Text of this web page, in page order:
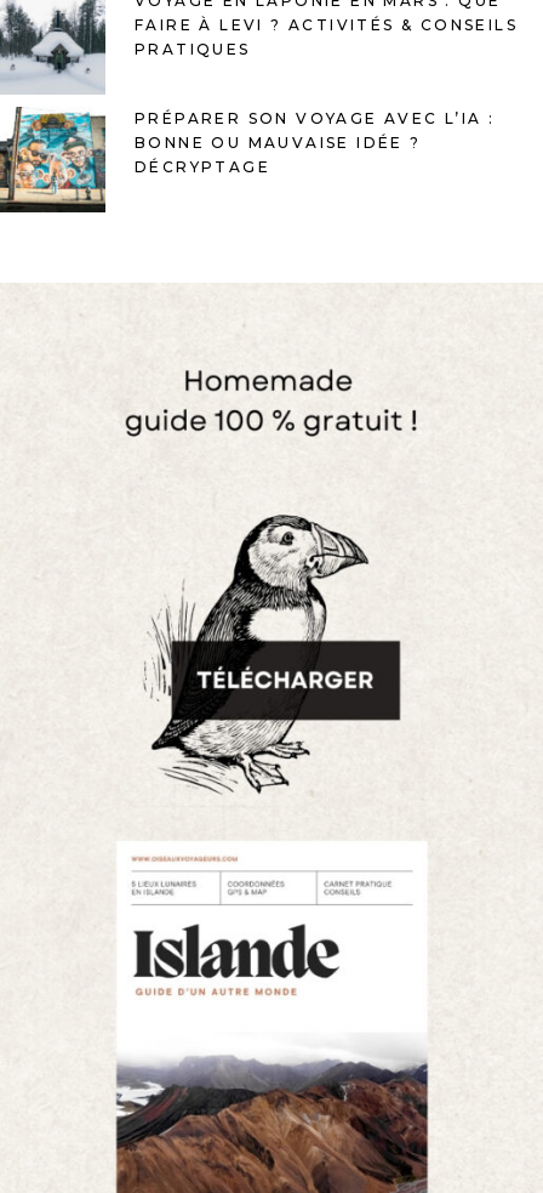
FAIRE À LEVI ? ACTIVITÉS & CONSEILS
PRATIQUES
PRÉPARER SON VOYAGE AVEC L’IA :
BONNE OU MAUVAISE IDÉE ?
DÉCRYPTAGE